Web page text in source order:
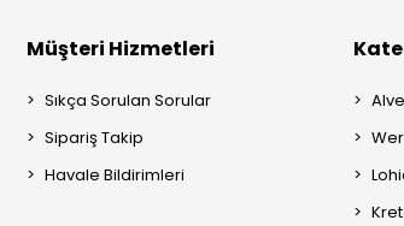
Müşteri Hizmetleri
Sıkça Sorulan Sorular
Sipariş Takip
Havale Bildirimleri